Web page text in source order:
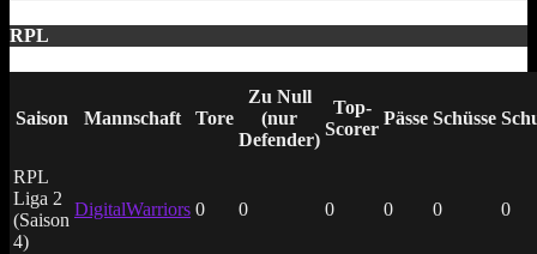
RPL
Saison Mannschaft Tore
Zu Null
(nur
Defender)
Top-
Scorer
Pässe Schüsse
RPL
Liga 2
(Saison
4)
DigitalWarriors 0 0 0 0 0 0